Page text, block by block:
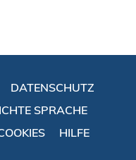
DATENSCHUTZ
SPRACHE
HILFE